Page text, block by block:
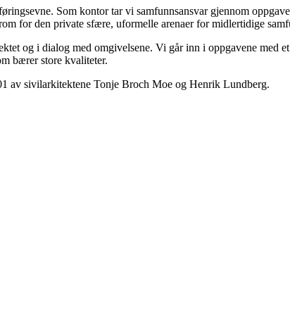
Som kontor tar vi samfunnsansvar gjennom
for den private sfære, uformelle arenaer for midlertidige
og i dialog med omgivelsene. Vi går inn i oppgavene med
bærer store kvaliteter.
av sivilarkitektene Tonje Broch Moe og Henrik Lundberg.